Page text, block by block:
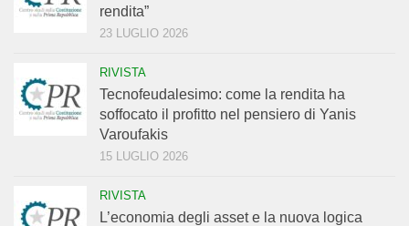
rendita”
23 LUGLIO 2026
RIVISTA
Tecnofeudalesimo: come la rendita ha
soffocato il profitto nel pensiero di Yanis
Varoufakis
15 LUGLIO 2026
RIVISTA
L’economia degli asset e la nuova logica